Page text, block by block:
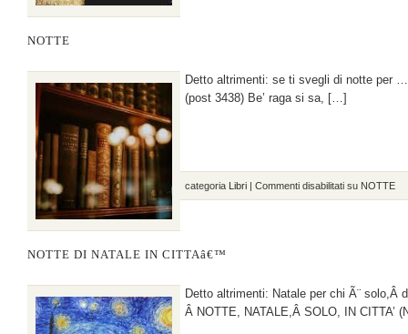
NOTTE
Detto altrimenti: se ti svegli di notte per
(post 3438) Be’ raga si sa, […]
categoria Libri | Commenti disabilitati su NOTTE
NOTTE DI NATALE IN CITTAâ€™
Detto altrimenti: Natale per chi Ã¨
Â NOTTE, NATALE,Â SOLO, IN CITTA’